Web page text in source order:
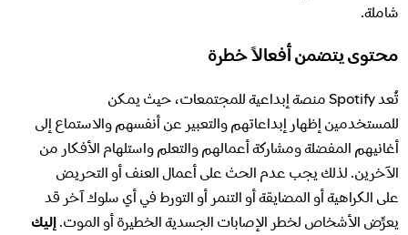
شاملة.
محتوى يتضمن أفعالاً خطرة
تُعد Spotify منصة إبداعية للمجتمعات، حيث يمكن
للمستخدمين إظهار إبداعاتهم والتعبير عن أنفسهم والاستماع إلى
أغانيهم المفضلة ومشاركة أعمالهم والتعلم واستلهام الأفكار من
الآخرين. لذلك يجب عدم الحث على أعمال العنف أو التحريض
على الكراهية أو المضايقة أو التنمر أو التورط في أي سلوك آخر قد
يعرِّض الأشخاص لخطر الإصابات الجسدية الخطيرة أو الموت.إليك